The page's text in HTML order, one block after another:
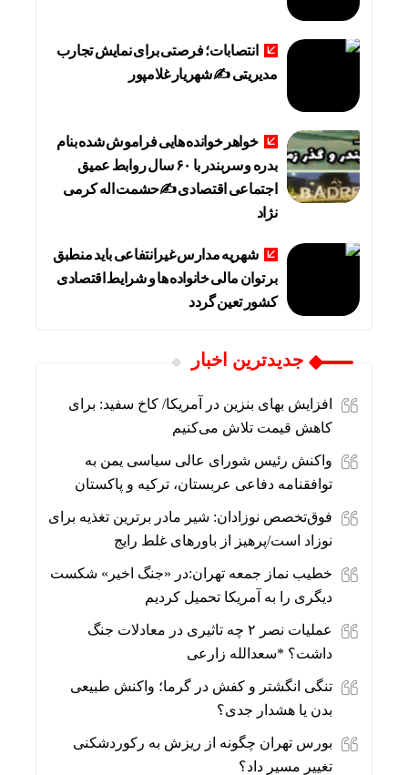
انتصابات؛ فرصتی برای نمایش تجارب
مدیریتی ✍ شهریار غلامپور
خواهر خوانده هایی فراموش شده بنام
بدره و سربندر با ۶۰ سال روابط عمیق
اجتماعی اقتصادی ✍حشمت اله کرمی
نژاد
شهریه مدارس غیرانتفاعی باید منطبق
بر توان مالی خانواده ها و شرایط اقتصادی
کشور تعین گردد
جديدترين اخبار
افزایش بهای بنزین در آمریکا/ کاخ سفید: برای
کاهش قیمت تلاش می‌کنیم
واکنش رئیس شورای عالی سیاسی یمن به
توافقنامه دفاعی عربستان، ترکیه و پاکستان
فوق‌تخصص نوزادان: شیر مادر برترین تغذیه برای
نوزاد است/پرهیز از باورهای غلط رایج
خطیب نماز جمعه تهران:در «جنگ اخیر» شکست
دیگری را به آمریکا تحمیل کردیم
عملیات نصر ۲ چه تاثیری در معادلات جنگ
داشت؟ *سعدالله زارعی
تنگی انگشتر و کفش در گرما؛ واکنش طبیعی
بدن یا هشدار جدی؟
بورس تهران چگونه از ریزش به رکوردشکنی
تغییر مسیر داد؟